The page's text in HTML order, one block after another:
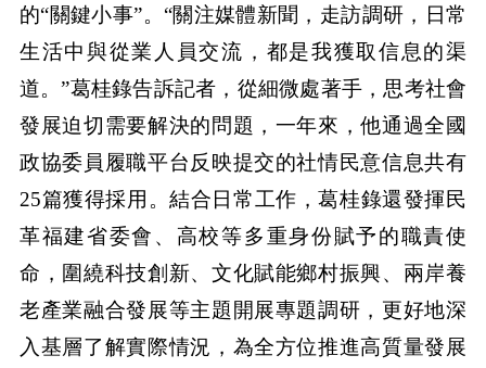
的“關鍵小事”。“關注媒體新聞，走訪調研，日常
生活中與從業人員交流，都是我獲取信息的渠
道。”葛桂錄告訴記者，從細微處著手，思考社會
發展迫切需要解決的問題，一年來，他通過全國
政協委員履職平台反映提交的社情民意信息共有
25篇獲得採用。結合日常工作，葛桂錄還發揮民
革福建省委會、高校等多重身份賦予的職責使
命，圍繞科技創新、文化賦能鄉村振興、兩岸養
老產業融合發展等主題開展專題調研，更好地深
入基層了解實際情況，為全方位推進高質量發展